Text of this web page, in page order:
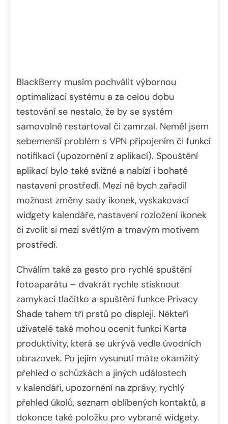
BlackBerry musím pochválit výbornou
optimalizaci systému a za celou dobu
testování se nestalo, že by se systém
samovolně restartoval či zamrzal. Neměl jsem
sebemenší problém s VPN připojením či funkcí
notifikací (upozornění z aplikací). Spouštění
aplikací bylo také svižné a nabízí i bohaté
nastavení prostředí. Mezi ně bych zařadil
možnost změny sady ikonek, vyskakovací
widgety kalendáře, nastavení rozložení ikonek
či zvolit si mezi světlým a tmavým motivem
prostředí.
Chválím také za gesto pro rychlé spuštění
fotoaparátu – dvakrát rychle stisknout
zamykací tlačítko a spuštění funkce Privacy
Shade tahem tří prstů po displeji. Někteří
uživatelé také mohou ocenit funkci Karta
produktivity, která se ukrývá vedle úvodních
obrazovek. Po jejím vysunutí máte okamžitý
přehled o schůzkách a jiných událostech
v kalendáři, upozornění na zprávy, rychlý
přehled úkolů, seznam oblíbených kontaktů, a
dokonce také položku pro vybrané widgety.